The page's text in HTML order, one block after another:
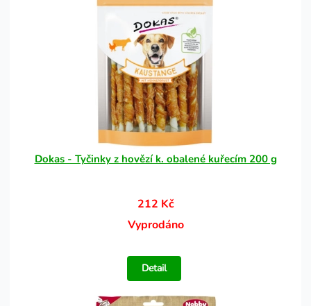
Dokas - Tyčinky z hovězí k. obalené kuřecím 200 g
212 Kč
Vyprodáno
Detail